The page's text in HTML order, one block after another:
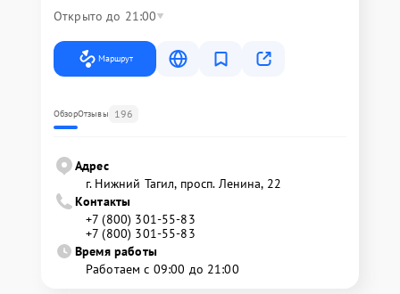
Открыто до 21:00
Маршрут
ОбзорОтзывы 196
Адрес
г. Нижний Тагил, просп. Ленина, 22
Контакты
+7 (800) 301-55-83
+7 (800) 301-55-83
Время работы
Работаем с 09:00 до 21:00